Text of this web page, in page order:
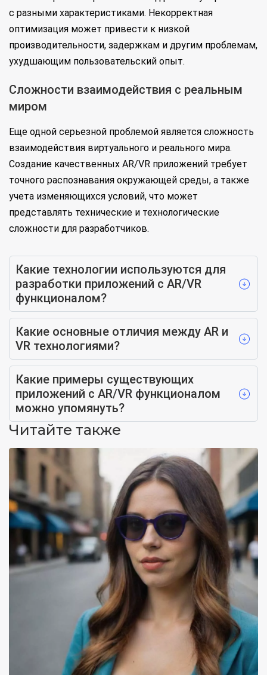
с разными характеристиками. Некорректная
оптимизация может привести к низкой
производительности, задержкам и другим проблемам,
ухудшающим пользовательский опыт.
Сложности взаимодействия с реальным
миром
Еще одной серьезной проблемой является сложность
взаимодействия виртуального и реального мира.
Создание качественных AR/VR приложений требует
точного распознавания окружающей среды, а также
учета изменяющихся условий, что может
представлять технические и технологические
сложности для разработчиков.
Какие технологии используются для
разработки приложений с AR/VR
функционалом?
Какие основные отличия между AR и
VR технологиями?
Какие примеры существующих
приложений с AR/VR функционалом
можно упомянуть?
Читайте также